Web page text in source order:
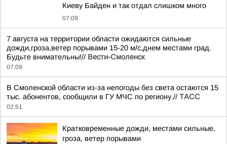
Киеву Байден и так отдал слишком много
07:09
7 августа на территории области ожидаются сильные
дожди,гроза,ветер порывами 15-20 м/с,днем местами град.
Будьте внимательны!// Вести-Смоленск
07:09
В Смоленской области из-за непогоды без света остаются 15
тыс. абонентов, сообщили в ГУ МЧС по региону.// ТАСС
02:51
Кратковременные дожди, местами сильные,
гроза, ветер порывами